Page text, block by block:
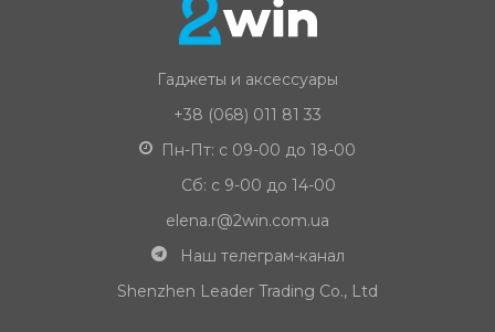
Гаджеты и аксессуары
+38 (068) 011 81 33
Пн-Пт: с 09-00 до 18-00
Сб: с 9-00 до 14-00
elena.r@2win.com.ua
Наш телеграм-канал
Shenzhen Leader Trading Co., Ltd